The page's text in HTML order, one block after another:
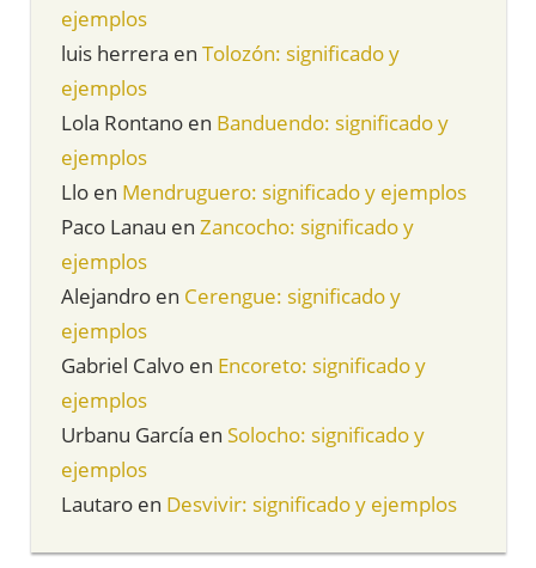
ejemplos
luis herrera en Tolozón: significado y
ejemplos
Lola Rontano en Banduendo: significado y
ejemplos
Llo en Mendruguero: significado y ejemplos
Paco Lanau en Zancocho: significado y
ejemplos
Alejandro en Cerengue: significado y
ejemplos
Gabriel Calvo en Encoreto: significado y
ejemplos
Urbanu García en Solocho: significado y
ejemplos
Lautaro en Desvivir: significado y ejemplos